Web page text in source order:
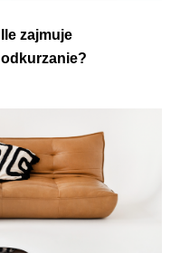
Ile zajmuje
odkurzanie?